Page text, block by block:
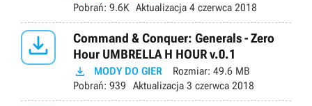
Pobrań: 9.6K Aktualizacja 4 czerwca 2018

Command & Conquer: Generals - Zero
Hour UMBRELLA H HOUR v.0.1
 MODY DO GIER Rozmiar: 49.6 MB
Pobrań: 939 Aktualizacja 3 czerwca 2018